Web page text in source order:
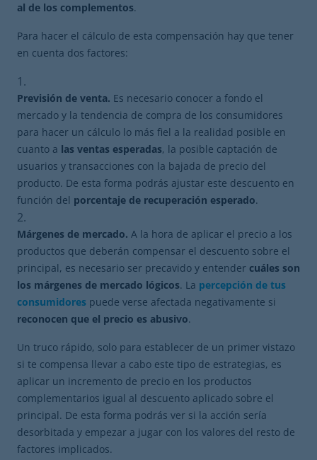
al de los complementos.
Para hacer el cálculo de esta compensación hay que tener
en cuenta dos factores:
Previsión de venta. Es necesario conocer a fondo el
mercado y la tendencia de compra de los consumidores
para hacer un cálculo lo más fiel a la realidad posible en
cuanto a las ventas esperadas, la posible captación de
usuarios y transacciones con la bajada de precio del
producto. De esta forma podrás ajustar este descuento en
función del porcentaje de recuperación esperado.
Márgenes de mercado. A la hora de aplicar el precio a los
productos que deberán compensar el descuento sobre el
principal, es necesario ser precavido y entender cuáles son
los márgenes de mercado lógicos. La percepción de tus
consumidores puede verse afectada negativamente si
reconocen que el precio es abusivo.
Un truco rápido, solo para establecer de un primer vistazo
si te compensa llevar a cabo este tipo de estrategias, es
aplicar un incremento de precio en los productos
complementarios igual al descuento aplicado sobre el
principal. De esta forma podrás ver si la acción sería
desorbitada y empezar a jugar con los valores del resto de
factores implicados.